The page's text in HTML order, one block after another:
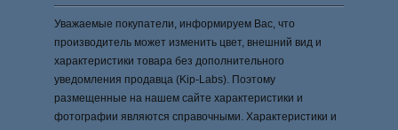
Уважаемые покупатели, информируем Вас, что
производитель может изменить цвет, внешний вид и
характеристики товара без дополнительного
уведомления продавца (Kip-Labs). Поэтому
размещенные на нашем сайте характеристики и
фотографии являются справочными. Характеристики и